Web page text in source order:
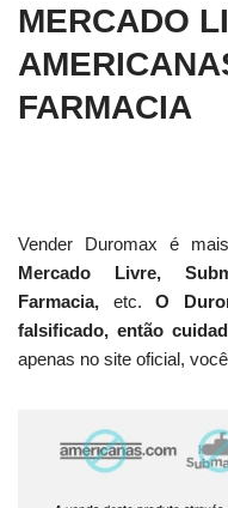
MERCADO
FARMACIA
Vender Duromax é
Mercado Livre,
Farmacia, etc.O
falsificado, então
apenas no site oficial,